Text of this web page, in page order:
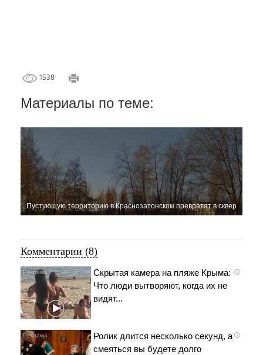
1538
Материалы по теме:
Пустующую территорию в Краснозатонском превратят в сквер
Комментарии (8)
i
Скрытая камера на пляже Крыма:
Что люди вытворяют, когда их не
видят...
i
Ролик длится несколько секунд, а
смеяться вы будете долго